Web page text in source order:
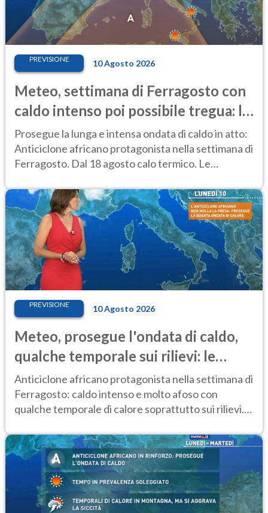
PREVISIONE 10 Agosto 2026
Meteo, settimana di Ferragosto con
caldo intenso poi possibile tregua: le
previsioni
Prosegue la lunga e intensa ondata di caldo in atto:
Anticiclone africano protagonista nella settimana di
Ferragosto. Dal 18 agosto calo termico. Le
PREVISIONE 10 Agosto 2026
Meteo, prosegue l'ondata di caldo,
qualche temporale sui rilievi: le
previsioni del 10-11 agosto
Anticiclone africano protagonista nella settimana di
Ferragosto: caldo intenso e molto afoso con
qualche temporale di calore soprattutto sui rilievi.